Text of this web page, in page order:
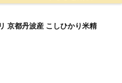
京都丹波産 こしひかり米精